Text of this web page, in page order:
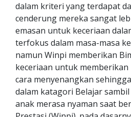
dalam kriteri yang terdapat
cenderung mereka sangat
emasan untuk keceriaan
terfokus dalam masa-masa
namun Winpi memberikan
keceriaan untuk
cara menyenangkan
dalam katagori Belajar
anak merasa nyaman saat